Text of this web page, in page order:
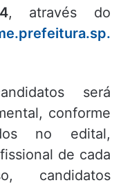
, através do
será
conforme
no edital,
de cada
candidatos